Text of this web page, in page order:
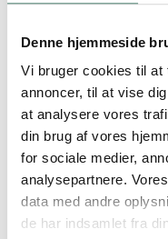
Denne hjemmeside
Vi bruger cookies til at
annoncer, til at vise
at analysere vores
din brug af vores
for sociale medier,
analysepartnere.
data med andre
de har indsamlet fra
YDERLIGERE
STØRRELSE